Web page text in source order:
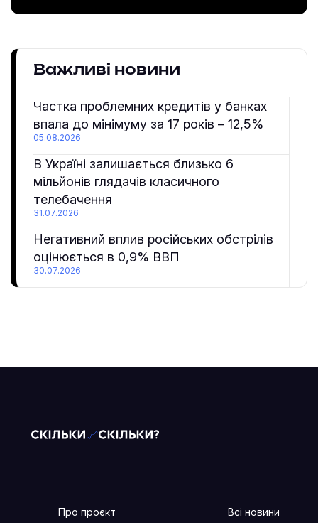
Важливі новини
Частка проблемних кредитів у банках
впала до мінімуму за 17 років – 12,5%
05.08.2026
В Україні залишається близько 6
мільйонів глядачів класичного
телебачення
31.07.2026
Негативний вплив російських обстрілів
оцінюється в 0,9% ВВП
30.07.2026
Про проєкт
Всі новини